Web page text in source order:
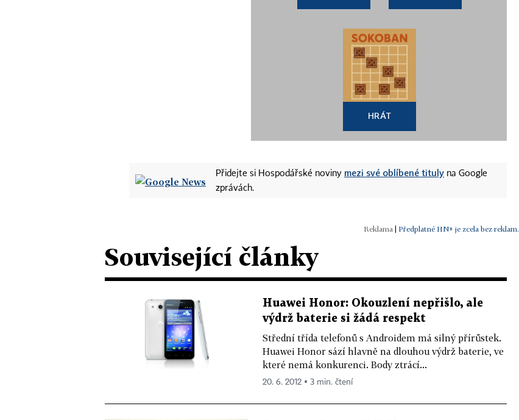
HRÁT
Přidejte si Hospodářské noviny mezi své oblíbené tituly na Google
zprávách.
| Předplatné HN+ je zcela bez reklam.
Související články
Huawei Honor: Okouzlení nepřišlo, ale
výdrž baterie si žádá respekt
Střední třída telefonů s Androidem má silný přírůstek.
Huawei Honor sází hlavně na dlouhou výdrž baterie, ve
které nemá konkurenci. Body ztrácí...
20. 6. 2012 ▪ 3 min. čtení